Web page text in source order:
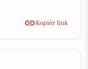
Kopiér link